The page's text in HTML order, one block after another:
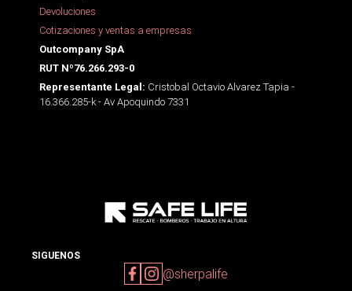
Devoluciones
Cotizaciones y ventas a empresas
Outcompany SpA
RUT Nº76.266.293-0
Representante Legal: Cristobal Octavio Alvarez Tapia -
16.366.285-k - Av Apoquindo 7331
SIGUENOS
@sherpalife